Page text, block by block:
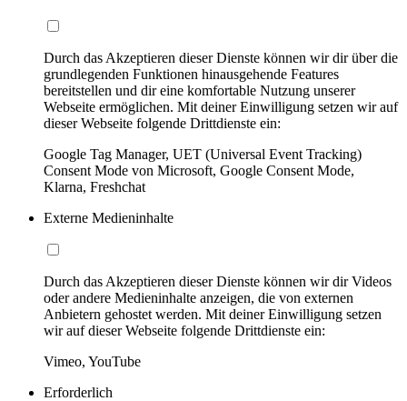
Durch das Akzeptieren dieser Dienste können wir dir über die
grundlegenden Funktionen hinausgehende Features
bereitstellen und dir eine komfortable Nutzung unserer
Webseite ermöglichen. Mit deiner Einwilligung setzen wir auf
dieser Webseite folgende Drittdienste ein:
Google Tag Manager, UET (Universal Event Tracking)
Consent Mode von Microsoft, Google Consent Mode,
Klarna, Freshchat
Externe Medieninhalte
Durch das Akzeptieren dieser Dienste können wir dir Videos
oder andere Medieninhalte anzeigen, die von externen
Anbietern gehostet werden. Mit deiner Einwilligung setzen
wir auf dieser Webseite folgende Drittdienste ein:
Vimeo, YouTube
Erforderlich